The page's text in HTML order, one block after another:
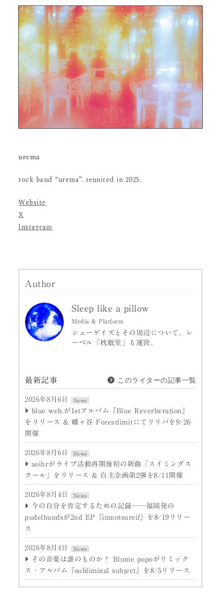
urema
rock band “urema”. reunited in 2025.
Website
X
Instagram
Author
Sleep like a pillow
Media & Platform
シューゲイズとその周辺について。レ
ーベル「枕眠堂」も運営。
最新記事 このライターの記事一覧
2026年8月6日 News
blue web.が1stアルバム『Blue Reverberation』
をリリース & 幡ヶ谷 Forestlimitにてリリパを9/26
開催
2026年8月6日 News
aoihrがライブ活動再開後初の新曲「スイミングス
クール」をリリース & 自主企画第2弾を8/11開催
2026年8月4日 News
今の自分を肯定するための記録──福岡発の
pudelhundsが2nd EP『imnotsureif』を8/19リリー
ス
2026年8月4日 News
その音楽は誰のものか？ Blume popoがリミック
ス・アルバム『subliminal subject』を8/5リリース